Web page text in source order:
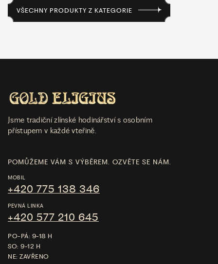
VŠECHNY PRODUKTY Z KATEGORIE
Jsme tradiční zlínské hodinářství s osobním
přístupem v každé vteřině.
POMŮŽEME VÁM S VÝBĚREM. OZVĚTE SE NÁM.
MOBIL
+420 775 138 346
PEVNÁ LINKA
+420 577 210 645
PO-PÁ: 9-18 H
SO: 9-12 H
NE: ZAVŘENO